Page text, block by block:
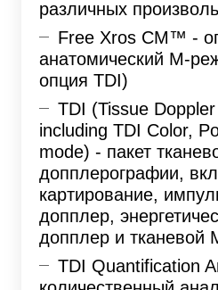
различных
Free Xros CM™ -
анатомический М-
опция TDI)
TDI (Tissue
including TDI Color,
mode) - пакет
допплерографии,
картирование,
допплер,
допплер и тканевой
TDI Quantification